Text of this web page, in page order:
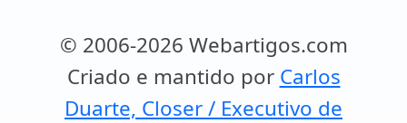
© 2006-2026 Webartigos.com
Criado e mantido por Carlos
Duarte, Closer / Executivo de